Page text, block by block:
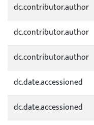
dc.contributor.author
dc.contributor.author
dc.contributor.author
dc.date.accessioned
dc.date.accessioned